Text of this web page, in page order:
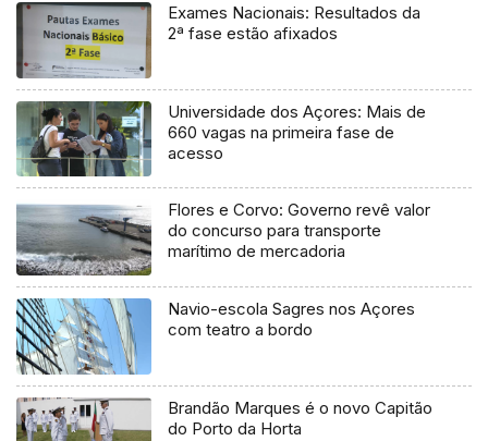
Exames Nacionais: Resultados da
2ª fase estão afixados
Universidade dos Açores: Mais de
660 vagas na primeira fase de
acesso
Flores e Corvo: Governo revê valor
do concurso para transporte
marítimo de mercadoria
Navio-escola Sagres nos Açores
com teatro a bordo
Brandão Marques é o novo Capitão
do Porto da Horta